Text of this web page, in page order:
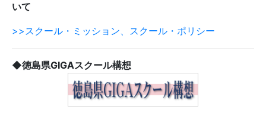
いて
>>スクール・ミッション、スクール・ポリシー
◆徳島県GIGAスクール構想